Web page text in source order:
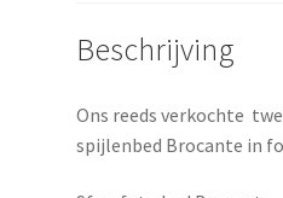
Beschrijving
Ons reeds verkochte
spijlenbed Brocante in